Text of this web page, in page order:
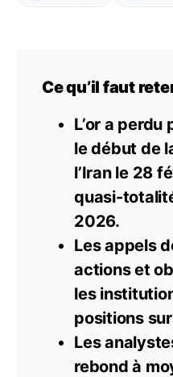
Ce qu’il faut
L’or a perdu
le début de
l’Iran le 28
quasi-
2026.
Les appels
actions et
les
positions
Les
rebond à